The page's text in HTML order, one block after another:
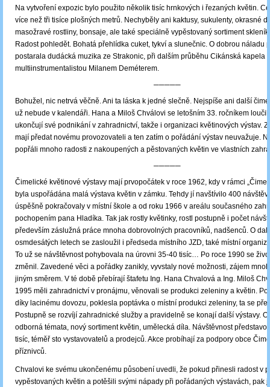
Na vytvoření expozic bylo použito několik tisíc hrnkových i řezaných květin.
více než tři tisíce plošných metrů. Nechyběly ani kaktusy, sukulenty, okrasné
masožravé rostliny, bonsaje, ale také speciálně vypěstovaný sortiment
Radost pohledět. Bohatá přehlídka cuket, tykví a slunečnic. O dobrou náladu
postarala dudácká muzika ze Strakonic, při dalším průběhu Cikánská kapela s
multiinstrumentalistou Milanem Deméterem.
─────
Bohužel, nic netrvá věčně. Ani ta láska k jedné slečně. Nejspíše ani další
už nebude v kalendáři. Hana a Miloš Chválovi se letošním 33. ročníkem
ukončují své podnikání v zahradnictví, takže i organizaci květinových výstav.
mají předat novému provozovateli a ten zatím o pořádání výstav neuvažuje.
popřáli mnoho radosti z nakoupených a pěstovaných květin ve vlastních
─────
Čimelické květinové výstavy mají prvopočátek v roce 1962, kdy v rámci
byla uspořádána malá výstava květin v zámku. Tehdy jí navštívilo 400
úspěšně pokračovaly v místní škole a od roku 1966 v areálu současného
pochopením pana Hladíka. Tak jak rostly květinky, rostl postupně i počet
především záslužná práce mnoha dobrovolných pracovníků, nadšenců. O
osmdesátých letech se zasloužil i předseda místního JZD, také místní
To už se návštěvnost pohybovala na úrovni 35-40 tisíc… Po roce 1990 se
změnil. Zavedené věci a pořádky zanikly, vyvstaly nové možnosti, zájem
jiným směrem. V té době přebírají štafetu Ing. Hana Chvalová a Ing. Miloš
1995 měli zahradnictví v pronájmu, věnovali se produkci zeleniny a květin. Po
díky lacinému dovozu, poklesla poptávka o místní produkci zeleniny, ta se
Postupně se rozvíjí zahradnické služby a pravidelně se konají další výstavy.
odborná témata, nový sortiment květin, umělecká díla. Návštěvnost
tisíc, téměř sto vystavovatelů a prodejců. Akce probíhají za podpory obce
příznivců.
Chvalovi ke svému ukončenému působení uvedli, že pokud přinesli radost v
vypěstovaných květin a potěšili svými nápady při pořádaných výstavách, pak